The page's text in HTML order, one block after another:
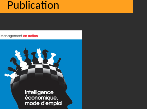
Publication